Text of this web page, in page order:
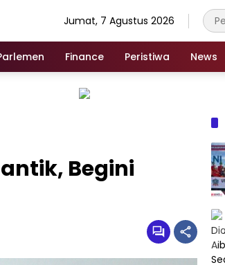
Jumat, 7 Agustus 2026
Finance Peristiwa News
Begini